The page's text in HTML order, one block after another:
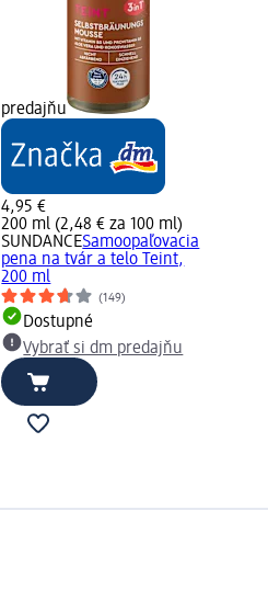
predajňu
4,95 €
200 ml (2,48 € za 100 ml)
SUNDANCESamoopaľovacia
pena na tvár a telo Teint,
200 ml
(149)
Dostupné
Vybrať si dm predajňu